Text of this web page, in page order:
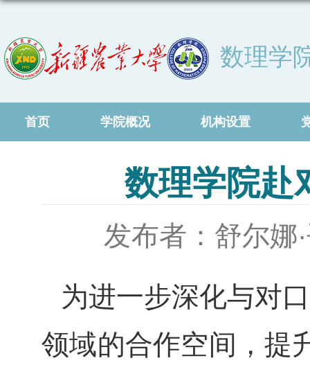
数理学
首页 学院概况 机构设置
数理学院赴
发布者：舒尔娜
为进一步深化与对
领域的合作空间，提